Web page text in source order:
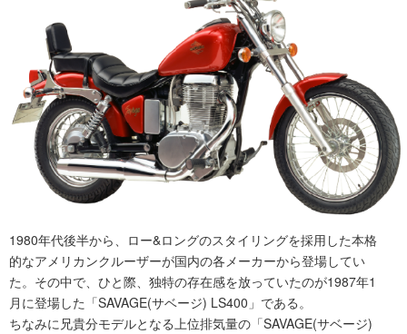
1980年代後半から、ロー&ロングのスタイリングを採用した本格
的なアメリカンクルーザーが国内の各メーカーから登場してい
た。その中で、ひと際、独特の存在感を放っていたのが1987年1
月に登場した「SAVAGE(サベージ) LS400」である。
ちなみに兄貴分モデルとなる上位排気量の「SAVAGE(サベージ)